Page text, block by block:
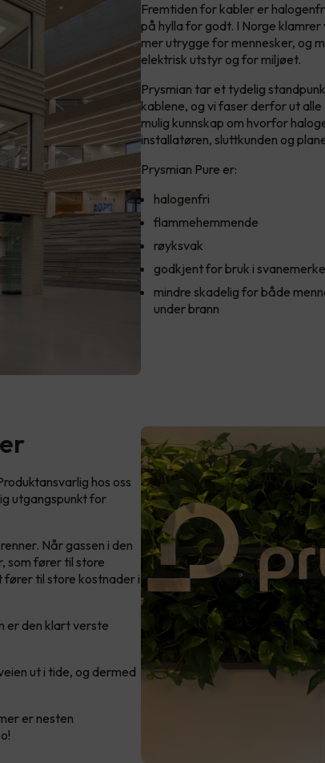
Fremtiden for kabler er
på hylla for godt. I Norge
mer utrygge for mennesker, og
elektrisk utstyr og for miljøet.
Prysmian tar et tydelig
kablene, og vi faser derfor ut
mulig kunnskap om hvorfor
installatøren, sluttkunden og
Prysmian Pure er:
halogenfri
flammehemmende
røyksvak
godkjent for bruk i
mindre skadelig for både
under brann
hos oss
utgangspunkt for
Når gassen i den
som fører til store
til store kostnader i
er den klart verste
ut i tide, og dermed
er nesten